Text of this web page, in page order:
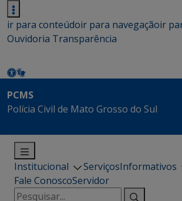
ir para conteúdoir para navegaçãoir
Ouvidoria Transparência
PCMS
Polícia Civil de Mato Grosso do Sul
Institucional ServiçosInformativos
Fale ConoscoServidor
Pesquisar